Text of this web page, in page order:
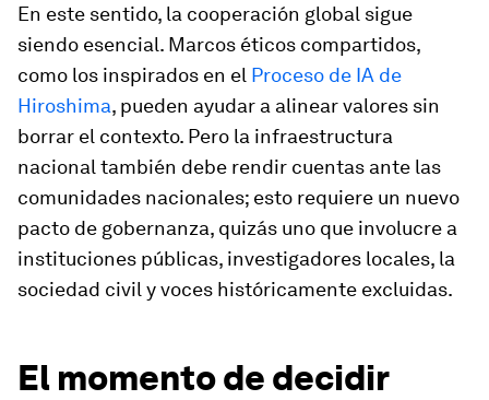
En este sentido, la cooperación global sigue
siendo esencial. Marcos éticos compartidos,
como los inspirados en el Proceso de IA de
Hiroshima, pueden ayudar a alinear valores sin
borrar el contexto. Pero la infraestructura
nacional también debe rendir cuentas ante las
comunidades nacionales; esto requiere un nuevo
pacto de gobernanza, quizás uno que involucre a
instituciones públicas, investigadores locales, la
sociedad civil y voces históricamente excluidas.
El momento de decidir